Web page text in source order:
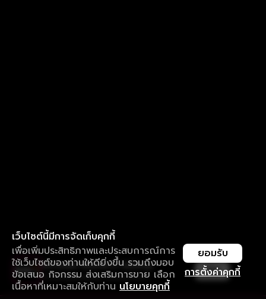
เว็บไซต์นี้มีการจัดเก็บคุกกี้
เพื่อเพิ่มประสิทธิภาพและประสบการณ์การ
ใช้เว็บไซต์ของท่านให้ดียิ่งขึ้น รวมถึงมอบ
ข้อเสนอ กิจกรรม ส่งเสริมการขาย เลือก
เนื้อหาที่เหมาะสมให้กับท่าน นโยบายคุกกี้
การตั้งค่าคุกกี้
ยอมรับ
ใช้งานแอป ลื่นไหลกว่า ไม่มีสะดุด
ดาวน์โหลดแอปเพื่อการรับชมที่ดีกว่า เปิด